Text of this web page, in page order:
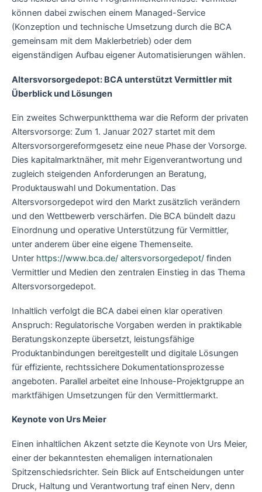
können dabei zwischen einem Managed-Service
(Konzeption und technische Umsetzung durch die BCA
gemeinsam mit dem Maklerbetrieb) oder dem
eigenständigen Aufbau eigener Automatisierungen wählen.
Altersvorsorgedepot: BCA unterstützt Vermittler mit
Überblick und Lösungen
Ein zweites Schwerpunktthema war die Reform der privaten
Altersvorsorge: Zum 1. Januar 2027 startet mit dem
Altersvorsorgereformgesetz eine neue Phase der Vorsorge.
Dies kapitalmarktnäher, mit mehr Eigenverantwortung und
zugleich steigenden Anforderungen an Beratung,
Produktauswahl und Dokumentation. Das
Altersvorsorgedepot wird den Markt zusätzlich verändern
und den Wettbewerb verschärfen. Die BCA bündelt dazu
Einordnung und operative Unterstützung für Vermittler,
unter anderem über eine eigene Themenseite.
Unter https://www.bca.de/ altersvorsorgedepot/ finden
Vermittler und Medien den zentralen Einstieg in das Thema
Altersvorsorgedepot.
Inhaltlich verfolgt die BCA dabei einen klar operativen
Anspruch: Regulatorische Vorgaben werden in praktikable
Beratungskonzepte übersetzt, leistungsfähige
Produktanbindungen bereitgestellt und digitale Lösungen
für effiziente, rechtssichere Dokumentationsprozesse
angeboten. Parallel arbeitet eine Inhouse-Projektgruppe an
marktfähigen Umsetzungen für den Vermittlermarkt.
Keynote von Urs Meier
Einen inhaltlichen Akzent setzte die Keynote von Urs Meier,
einer der bekanntesten ehemaligen internationalen
Spitzenschiedsrichter. Sein Blick auf Entscheidungen unter
Druck, Haltung und Verantwortung traf einen Nerv, denn